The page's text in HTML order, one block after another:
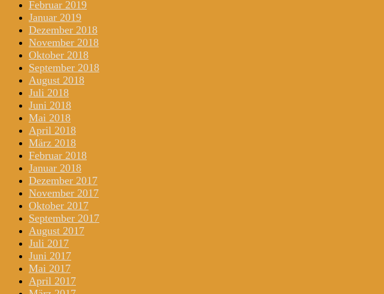
Februar 2019
Januar 2019
Dezember 2018
November 2018
Oktober 2018
September 2018
August 2018
Juli 2018
Juni 2018
Mai 2018
April 2018
März 2018
Februar 2018
Januar 2018
Dezember 2017
November 2017
Oktober 2017
September 2017
August 2017
Juli 2017
Juni 2017
Mai 2017
April 2017